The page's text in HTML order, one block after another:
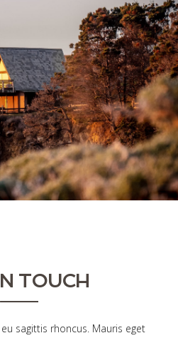
TOUCH
sagittis rhoncus. Mauris eget